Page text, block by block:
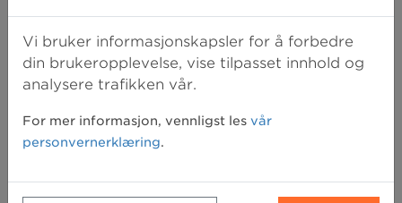
LOGG INN
Vi bruker informasjonskapsler for å forbedre
din brukeropplevelse, vise tilpasset innhold og
analysere trafikken vår.
For mer informasjon, vennligst les vår
personvernerklæring.